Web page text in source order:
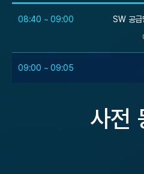
08:40 ~ 09:00
SW 공급
09:00 ~ 09:05
사전